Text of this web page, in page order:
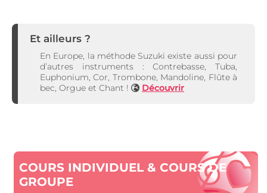
Et ailleurs ?
En Europe, la méthode Suzuki existe aussi pour
d’autres instruments : Contrebasse, Tuba,
Euphonium, Cor, Trombone, Mandoline, Flûte à
bec, Orgue et Chant !
Découvrir
COURS INDIVIDUEL & COURS DE
GROUPE